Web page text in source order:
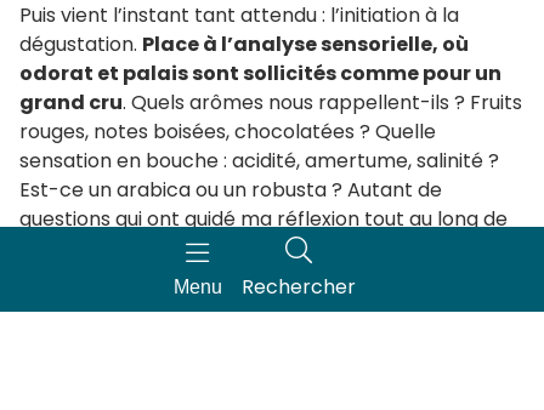
Menu Rechercher
Puis vient l’instant tant attendu : l’initiation à la
dégustation. Place à l’analyse sensorielle, où
odorat et palais sont sollicités comme pour un
grand cru. Quels arômes nous rappellent-ils ? Fruits
rouges, notes boisées, chocolatées ? Quelle
sensation en bouche : acidité, amertume, salinité ?
Est-ce un arabica ou un robusta ? Autant de
questions qui ont guidé ma réflexion tout au long de
cette expérience singulière.
Enfin, on découvre que
le plaisir du café ne dépend